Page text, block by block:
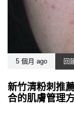
5 個月 ago 回
新竹清粉刺推
合的肌膚管理